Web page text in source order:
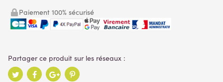
Paiement 100% sécurisé